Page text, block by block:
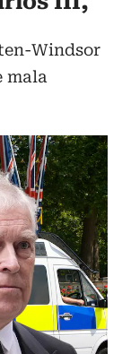
Windsor
mala